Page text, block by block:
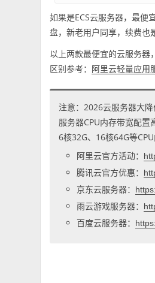
如果是ECS云服务器，最便
盘，新老用户同享，续费
以上两款最便宜的云服务器
区别参考：
阿里云轻量应用
注意：2026云服务器大
服务器CPU内存带宽配
6核32G、16核64G等
阿里云官方活动：
腾讯云官方优惠：
京东云服务器：
雨云游戏服务器：
百度云服务器：